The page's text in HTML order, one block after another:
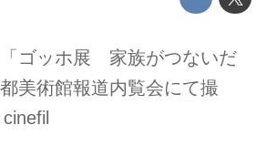
「ゴッホ展 家族がつないだ
美術館報道内覧会にて撮